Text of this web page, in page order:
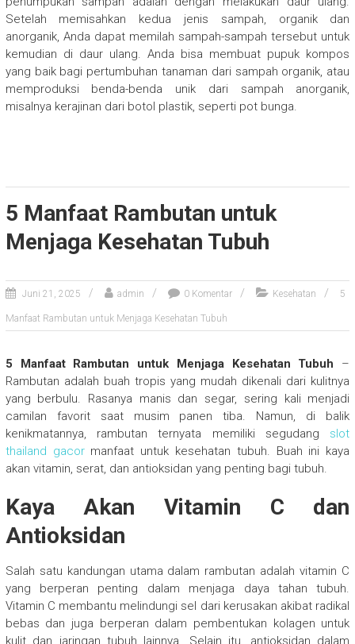
Setelah memisahkan kedua jenis sampah, organik dan
anorganik, Anda dapat memilah sampah-sampah tersebut untuk
kemudian di daur ulang. Anda bisa membuat pupuk kompos
yang baik bagi pertumbuhan tanaman dari sampah organik, atau
memproduksi benda-benda unik dari sampah anorganik,
misalnya kerajinan dari botol plastik, seperti pot bunga.
5 Manfaat Rambutan untuk
Menjaga Kesehatan Tubuh
Juni 21, 2025 admin 0 Komentar Kesehatan 5
Manfaat Rambutan untuk Menjaga Kesehatan Tubuh
5 Manfaat Rambutan untuk Menjaga Kesehatan Tubuh –
Rambutan adalah buah tropis yang mudah dikenali dari kulitnya
yang berbulu. Rasanya manis dan segar, sering kali menjadi
camilan favorit saat musim panen tiba. Namun, di balik
kenikmatannya, rambutan ternyata memiliki segudang slot
thailand gacormanfaat untuk kesehatan tubuh. Buah ini kaya
akan vitamin, serat, dan antioksidan yang penting bagi tubuh.
Kaya Akan Vitamin C dan
Antioksidan
Salah satu kandungan utama dalam rambutan adalah vitamin C
yang berperan penting dalam menjaga daya tahan tubuh.
Vitamin C membantu melindungi sel dari kerusakan akibat radikal
bebas dan juga berperan dalam pembentukan kolagen untuk